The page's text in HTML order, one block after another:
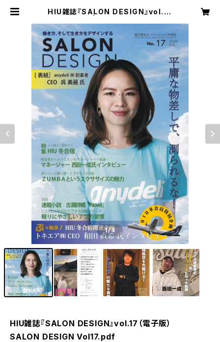
HIU雑誌『SALON DESIGN』vol.17
1/4
HIU雑誌『SALON DESIGN』vol.17（電子版）
SALON DESIGN Vol17.pdf